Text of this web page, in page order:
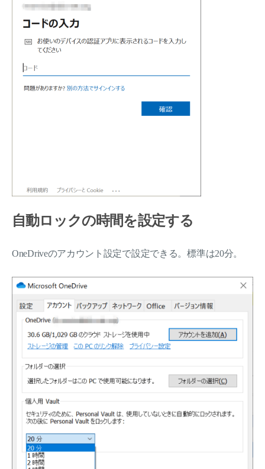
自動ロックの時間を設定する
OneDriveのアカウント設定で設定できる。標準は20分。